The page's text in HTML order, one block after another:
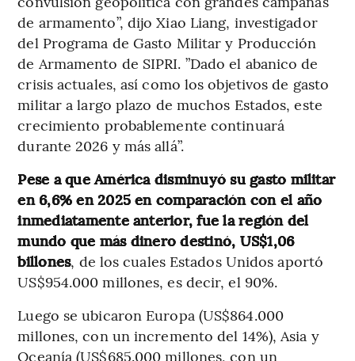
de armamento”, dijo Xiao Liang, investigador
del Programa de Gasto Militar y Producción
de Armamento de SIPRI. ”Dado el abanico de
crisis actuales, así como los objetivos de gasto
militar a largo plazo de muchos Estados, este
crecimiento probablemente continuará
durante 2026 y más allá”.
Pese a que América disminuyó su gasto militar
en 6,6% en 2025 en comparación con el año
inmediatamente anterior, fue la región del
mundo que más dinero destinó, US$1,06
billones, de los cuales Estados Unidos aportó
US$954.000 millones, es decir, el 90%.
Luego se ubicaron Europa (US$864.000
millones, con un incremento del 14%), Asia y
Oceanía (US$685.000 millones, con un